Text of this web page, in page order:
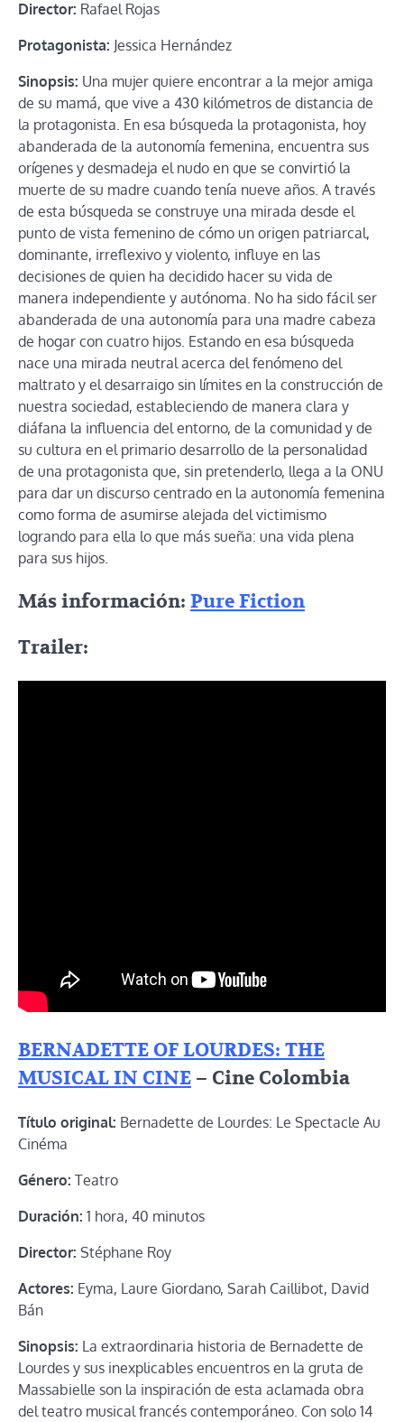
Director: Rafael Rojas
Protagonista: Jessica Hernández
Sinopsis: Una mujer quiere encontrar a la mejor amiga
de su mamá, que vive a 430 kilómetros de distancia de
la protagonista. En esa búsqueda la protagonista, hoy
abanderada de la autonomía femenina, encuentra sus
orígenes y desmadeja el nudo en que se convirtió la
muerte de su madre cuando tenía nueve años. A través
de esta búsqueda se construye una mirada desde el
punto de vista femenino de cómo un origen patriarcal,
dominante, irreflexivo y violento, influye en las
decisiones de quien ha decidido hacer su vida de
manera independiente y autónoma. No ha sido fácil ser
abanderada de una autonomía para una madre cabeza
de hogar con cuatro hijos. Estando en esa búsqueda
nace una mirada neutral acerca del fenómeno del
maltrato y el desarraigo sin límites en la construcción de
nuestra sociedad, estableciendo de manera clara y
diáfana la influencia del entorno, de la comunidad y de
su cultura en el primario desarrollo de la personalidad
de una protagonista que, sin pretenderlo, llega a la ONU
para dar un discurso centrado en la autonomía femenina
como forma de asumirse alejada del victimismo
logrando para ella lo que más sueña: una vida plena
para sus hijos.
Más información: Pure Fiction
Trailer:
BERNADETTE OF LOURDES: THE
MUSICAL IN CINE – Cine Colombia
Título original: Bernadette de Lourdes: Le Spectacle Au
Cinéma
Género: Teatro
Duración: 1 hora, 40 minutos
Director: Stéphane Roy
Actores: Eyma, Laure Giordano, Sarah Caillibot, David
Bán
Sinopsis: La extraordinaria historia de Bernadette de
Lourdes y sus inexplicables encuentros en la gruta de
Massabielle son la inspiración de esta aclamada obra
del teatro musical francés contemporáneo. Con solo 14